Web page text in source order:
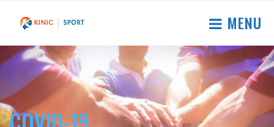
MENU